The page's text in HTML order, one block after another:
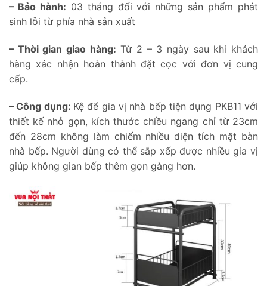
– Bảo hành: 03 tháng đối với những sản phẩm phát
sinh lỗi từ phía nhà sản xuất
– Thời gian giao hàng: Từ 2 – 3 ngày sau khi khách
hàng xác nhận hoàn thành đặt cọc với đơn vị cung
cấp.
– Công dụng: Kệ để gia vị nhà bếp tiện dụng PKB11 với
thiết kế nhỏ gọn, kích thước chiều ngang chỉ từ 23cm
đến 28cm không làm chiếm nhiều diện tích mặt bàn
nhà bếp. Người dùng có thể sắp xếp được nhiều gia vị
giúp không gian bếp thêm gọn gàng hơn.